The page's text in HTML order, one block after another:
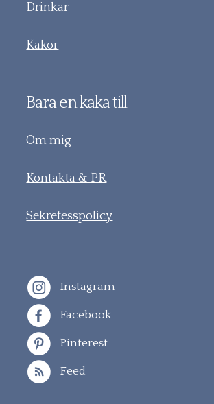
Drinkar
Kakor
Bara en kaka till
Om mig
Kontakta & PR
Sekretesspolicy
Instagram
Facebook
Pinterest
Feed